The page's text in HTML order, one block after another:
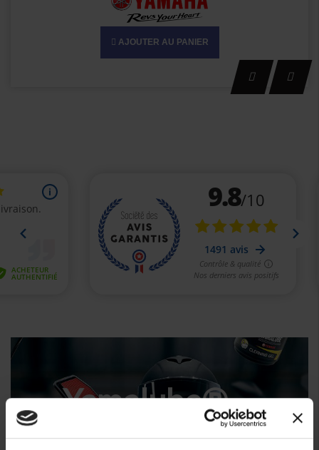
AJOUTER AU PANIER
Yamalube®
produits